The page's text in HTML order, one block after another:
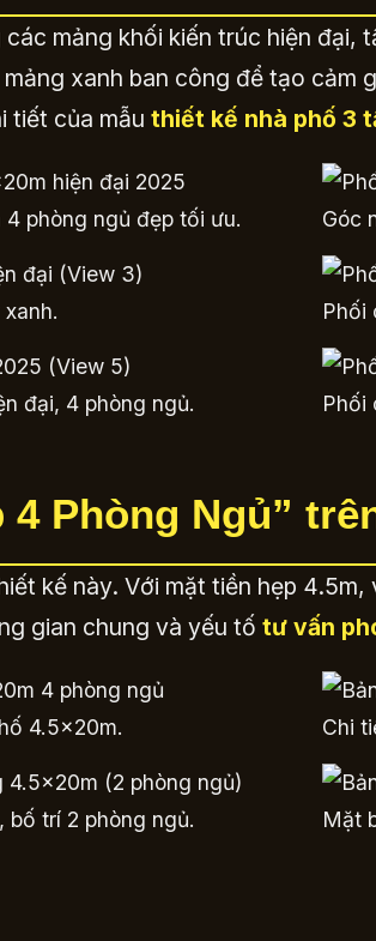
mảng khối kiến trúc hiện
xanh ban công để tạo
tiết của mẫu thiết kế nhà phố 3
phòng ngủ đẹp tối ưu. Góc
Phối
đại, 4 phòng ngủ. Phối
Phòng Ngủ”
kế này. Với mặt tiền hẹp
gian chung và yếu tố tư vấn
4.5x20m. Chi
trí 2 phòng ngủ. Mặt